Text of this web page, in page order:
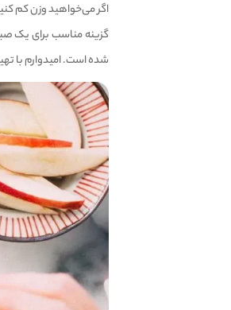
اگر می‌خواهید وزن کم
گزینه مناسب برای یک
شده است. امیدوارم با